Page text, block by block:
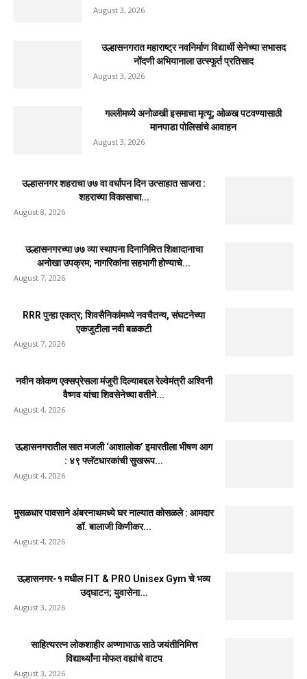
August 3, 2026
उल्हासनगरात महाराष्ट्र नवनिर्माण विद्यार्थी सेनेच्या सभासद
नोंदणी अभियानाला उत्स्फूर्त प्रतिसाद
August 3, 2026
गल्लीमध्ये अनोळखी इसमाचा मृत्यू; ओळख पटवण्यासाठी
मानपाडा पोलिसांचे आवाहन
August 3, 2026
उल्हासनगर शहराचा ७७ वा वर्धापन दिन उत्साहात साजरा :
शहराच्या विकासाचा...
August 8, 2026
उल्हासनगरच्या ७७ व्या स्थापना दिनानिमित्त शिक्षादानाचा
अनोखा उपक्रम; नागरिकांना सहभागी होण्याचे...
August 7, 2026
RRR पुन्हा एकत्र; शिवसैनिकांमध्ये नवचैतन्य, संघटनेच्या
एकजुटीला नवी बळकटी
August 7, 2026
नवीन कोकण एक्सप्रेसला मंजुरी दिल्याबद्दल रेल्वेमंत्री अश्विनी
वैष्णव यांचा शिवसेनेच्या वतीने...
August 4, 2026
उल्हासनगरातील सात मजली ‘आशालोक’ इमारतीला भीषण आग
: ४९ फ्लॅटधारकांची सुखरूप...
August 4, 2026
मुसळधार पावसाने अंबरनाथमध्ये घर नाल्यात कोसळले : आमदार
डॉ. बालाजी किणीकर...
August 4, 2026
उल्हासनगर-१ मधील FIT & PRO Unisex Gym चे भव्य
उद्घाटन; युवासेना...
August 3, 2026
साहित्यरत्न लोकशाहीर अण्णाभाऊ साठे जयंतीनिमित्त
विद्यार्थ्यांना मोफत वह्यांचे वाटप
August 3, 2026